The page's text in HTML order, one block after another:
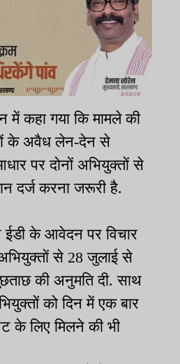
में कहा गया कि मामले की
के अवैध लेन-देन से
पर दोनों अभियुक्तों से
दर्ज करना जरूरी है.
ईडी के आवेदन पर विचार
से 28 जुलाई से
की अनुमति दी. साथ
को दिन में एक बार
के लिए मिलने की भी